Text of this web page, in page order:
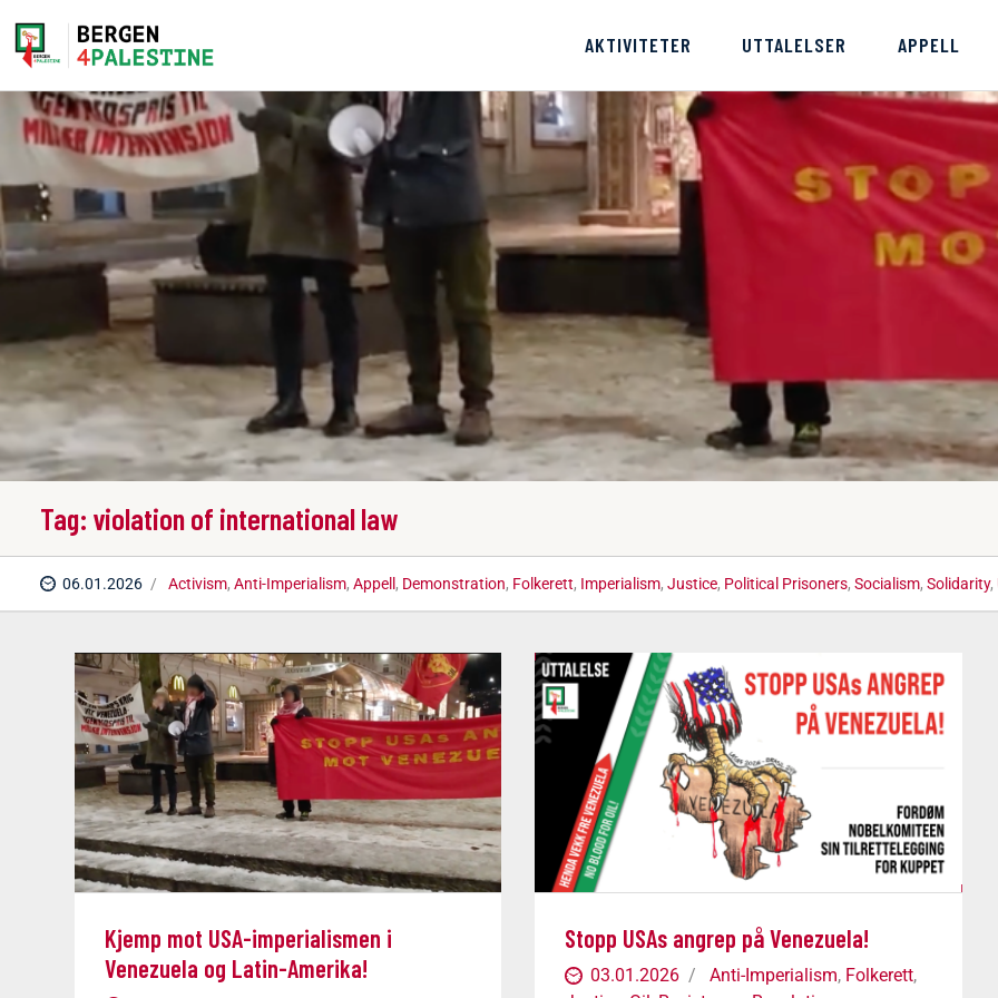
AKTIVITETER UTTALELSER APPELL
Tag: violation of international law
06.01.2026 Activism, Anti-Imperialism, Appell, Demonstration, Folkerett, Imperialism, Justice, Political Prisoners, Socialism, Solidarity,
Home
Aktiviteter
Bli med på laget!
Om oss
Kontakt oss
Kjemp mot USA-imperialismen i
Venezuela og Latin-Amerika!
Stopp USAs angrep på Venezuela!
03.01.2026 Anti-Imperialism, Folkerett,